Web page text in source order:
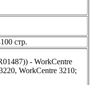
стр.
- WorkCentre
WorkCentre 3210;